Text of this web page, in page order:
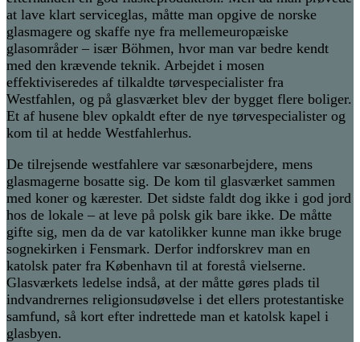
at lave klart serviceglas, måtte man opgive de norske
glasmagere og skaffe nye fra mellemeuropæiske
glasområder – især Böhmen, hvor man var bedre kendt
med den krævende teknik. Arbejdet i mosen
effektiviseredes af tilkaldte tørvespecialister fra
Westfahlen, og på glasværket blev der bygget flere boliger.
Et af husene blev opkaldt efter de nye tørvespecialister og
kom til at hedde Westfahlerhus.
De tilrejsende westfahlere var sæsonarbejdere, mens
glasmagerne bosatte sig. De kom til glasværket sammen
med koner og kærester. Det sidste faldt dog ikke i god jord
hos de lokale – at leve på polsk gik bare ikke. De måtte
gifte sig, men da de var katolikker kunne man ikke bruge
sognekirken i Fensmark. Derfor indforskrev man en
katolsk pater fra København til at forestå vielserne.
Glasværkets ledelse indså, at der måtte gøres plads til
indvandrernes religionsudøvelse i det ellers protestantiske
samfund, så kort efter indrettede man et katolsk kapel i
glasbyen.